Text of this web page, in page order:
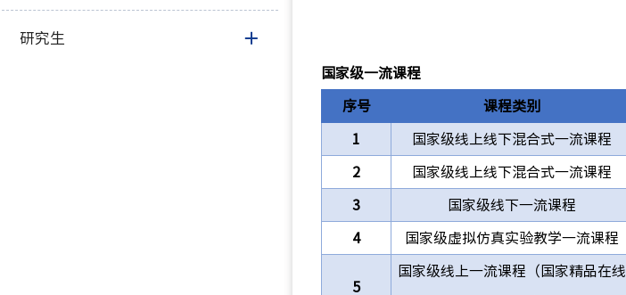
研究生
国家级一流课程
序号 课程类别
1 国家级线上线下混合式一流课程
2 国家级线上线下混合式一流课程
3 国家级线下一流课程
4 国家级虚拟仿真实验教学一流课程
5
国家级线上一流课程（国家精品在线